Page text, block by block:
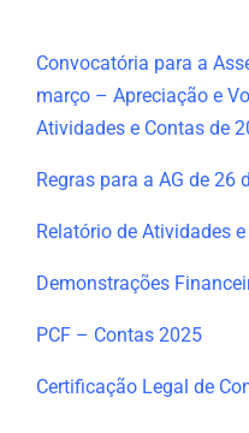
Convocatória para a
março – Apreciação e
Atividades e Contas de
Regras para a AG de 26
Relatório de Atividades
Demonstrações
PCF – Contas 2025
Certificação Legal de